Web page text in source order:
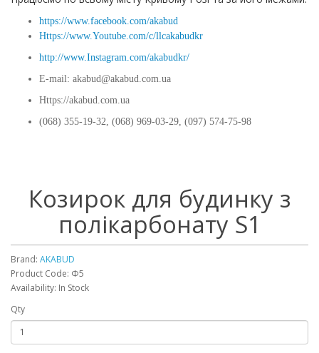
https://www.facebook.com/akabud
Https://www.Youtube.com/c/llcakabudkr
http://www.Instagram.com/akabudkr/
E-mail: akabud@akabud.com.ua
Https://akabud.com.ua
(068) 355-19-32, (068) 969-03-29, (097) 574-75-98
Козирок для будинку з
полікарбонату S1
Brand: AKABUD
Product Code: Ф5
Availability: In Stock
Qty